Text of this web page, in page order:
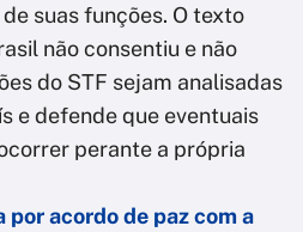
suas funções. O texto
não consentiu e não
do STF sejam analisadas
e defende que eventuais
perante a própria
por acordo de paz com a